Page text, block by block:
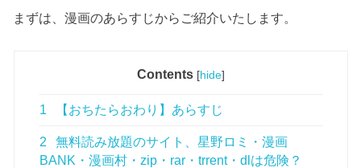
まずは、漫画のあらすじからご紹介いたします。
Contents [hide]
1 【おちたらおわり】あらすじ
2
無料読み放題のサイト、星野ロミ・漫画
BANK・漫画村・zip・rar・trrent・dlは危険？